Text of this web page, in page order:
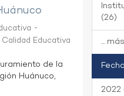
-
Educativa
de la
Huánuco,
(26)
... más
Fecha
2022